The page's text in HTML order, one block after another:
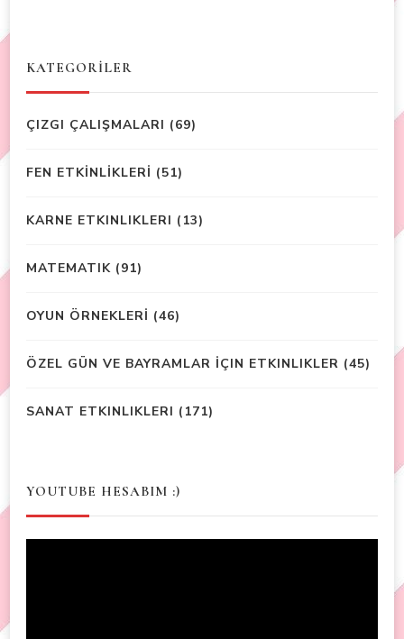
KATEGORİLER
ÇIZGI ÇALIŞMALARI (69)
FEN ETKİNLİKLERİ (51)
KARNE ETKINLIKLERI (13)
MATEMATIK (91)
OYUN ÖRNEKLERİ (46)
ÖZEL GÜN VE BAYRAMLAR İÇIN ETKINLIKLER (45)
SANAT ETKINLIKLERI (171)
YOUTUBE HESABIM :)